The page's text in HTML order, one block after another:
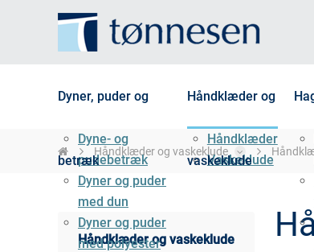
Dyner, puder og
betræk
Dyne- og
pudebetræk
Dyner og puder
med dun
Dyner og puder
med polyester
Håndklæder og
vaskeklude
Håndklæder
Vaskeklude
Håndklæder og vaskeklude
Håndklæder og vaskeklude